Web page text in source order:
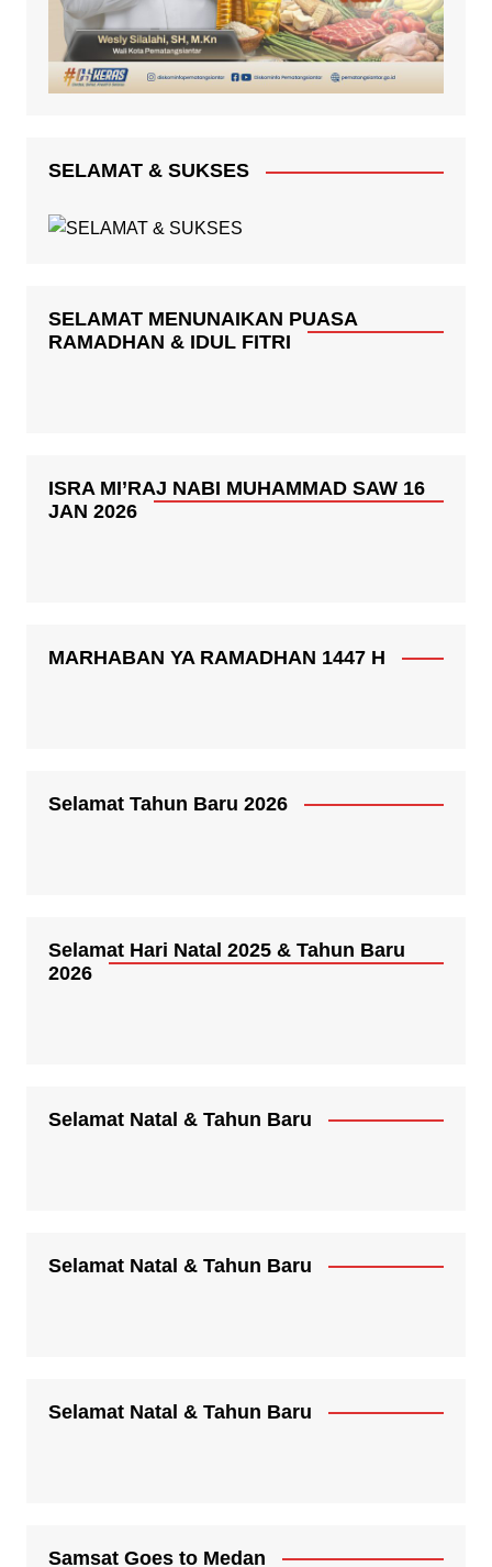
SELAMAT & SUKSES
SELAMAT MENUNAIKAN PUASA
RAMADHAN & IDUL FITRI
ISRA MI’RAJ NABI MUHAMMAD SAW 16
JAN 2026
MARHABAN YA RAMADHAN 1447 H
Selamat Tahun Baru 2026
Selamat Hari Natal 2025 & Tahun Baru
2026
Selamat Natal & Tahun Baru
Selamat Natal & Tahun Baru
Selamat Natal & Tahun Baru
Samsat Goes to Medan